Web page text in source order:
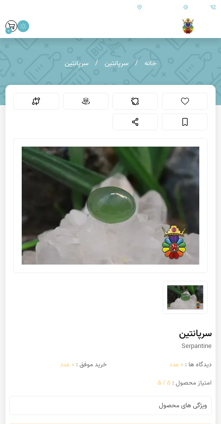
09179890157 ایران - فارس - کازرون
0
خانه سرپانتین سرپانتین
سرپانتین
Serpantine
دیدگاه ها : 0 عدد خرید موفق : 0 عدد
امتیاز محصول : 5 / 5
ویژگی های محصول